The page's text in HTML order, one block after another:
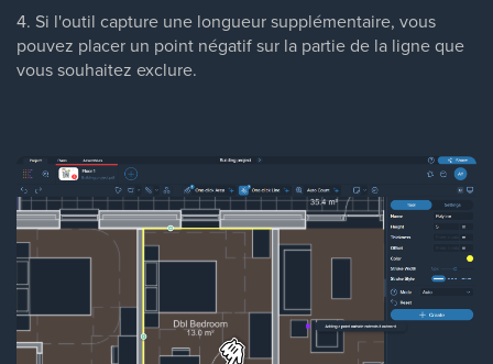
4. Si l'outil capture une longueur supplémentaire, vous
pouvez placer un point négatif sur la partie de la ligne que
vous souhaitez exclure.